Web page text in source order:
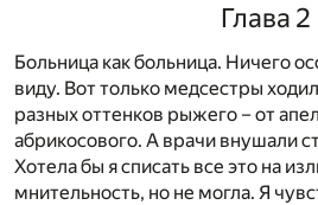
Глава 2
Больница как больница. Ничего
виду. Вот только медсестры
разных оттенков рыжего – от
абрикосового. А врачи внушали
Хотела бы я списать все это на
мнительность, но не могла. Я